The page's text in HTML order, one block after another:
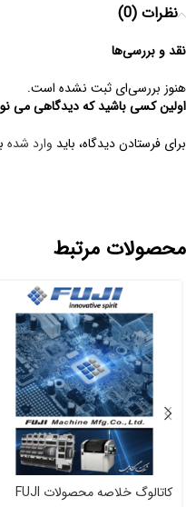
نظرات (0)
نقد و بررسی‌ها
هنوز بررسی‌ای ثبت نشده است.
اولین کسی باشید که دیدگاهی می
برای فرستادن دیدگاه، باید وارد شده
محصولات مرتبط
کاتالوگ خلاصه محصولات FUJI